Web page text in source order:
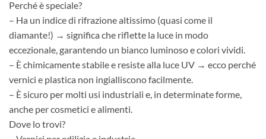
Perché è speciale?
– Ha un indice di rifrazione altissimo (quasi come il
diamante!) → significa che riflette la luce in modo
eccezionale, garantendo un bianco luminoso e colori vividi.
– È chimicamente stabile e resiste alla luce UV → ecco perché
vernici e plastica non ingialliscono facilmente.
– È sicuro per molti usi industriali e, in determinate forme,
anche per cosmetici e alimenti.
Dove lo trovi?